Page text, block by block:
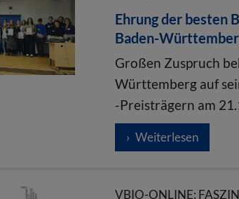
Ehrung der besten
Baden-
Großen Zuspruch
Württemberg auf
-Preisträgern am
Weiterlesen
VBIO-ONLINE: